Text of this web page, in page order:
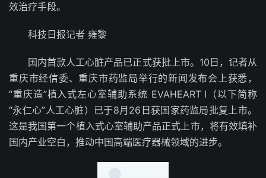
效治疗手段。
科技日报记者 雍黎
国内首款人工心脏产品已正式获批上市。10日，记者从
重庆市经信委、重庆市药监局举行的新闻发布会上获悉，
“重庆造”植入式左心室辅助系统 EVAHEART I（以下简称
“永仁心”人工心脏）已于8月26日获国家药监局批复上市。
这是我国第一个植入式心室辅助产品正式上市，将有效填补
国内产业空白，推动中国高端医疗器械领域的进步。